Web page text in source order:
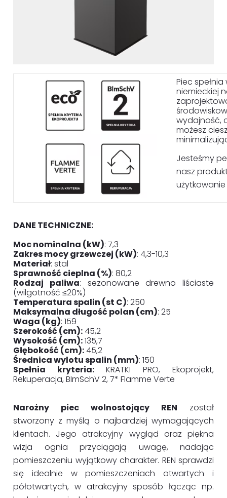
Piec
niemieckiej
wydajność,
możesz
Jesteśmy
nasz
DANE TECHNICZNE:
Moc nominalna (kW): 7,3
Zakres mocy grzewczej (kW): 4,3-10,3
Materiał: stal
Sprawność cieplna (%): 80,2
Rodzaj paliwa: sezonowane drewno liściaste
(wilgotność ≤20%)
Temperatura spalin (st C): 250
Maksymalna długość polan (cm): 25
Waga (kg): 159
Szerokość (cm):45,2
Wysokość (cm):135,7
Głębokość (cm):45,2
Średnica wylotu spalin (mm): 150
Spełnia kryteria: KRATKI PRO, Ekoprojekt,
Rekuperacja, BImSchV 2, 7* Flamme Verte
Narożny piec wolnostojący REN został
stworzony z myślą o najbardziej wymagających
klientach. Jego atrakcyjny wygląd oraz piękna
wizja ognia przyciągają uwagę, nadając
pomieszczeniu wyjątkowy charakter. REN sprawdzi
się idealnie w pomieszczeniach otwartych i
półotwartych, w atrakcyjny sposób łącząc np.